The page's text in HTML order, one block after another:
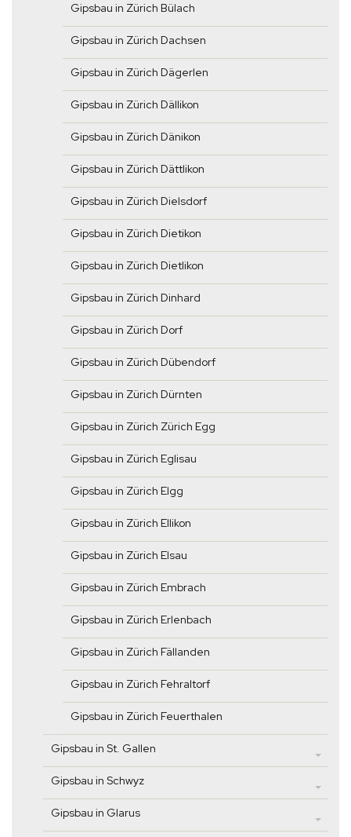
Gipsbau in Zürich Bülach
Gipsbau in Zürich Dachsen
Gipsbau in Zürich Dägerlen
Gipsbau in Zürich Dällikon
Gipsbau in Zürich Dänikon
Gipsbau in Zürich Dättlikon
Gipsbau in Zürich Dielsdorf
Gipsbau in Zürich Dietikon
Gipsbau in Zürich Dietlikon
Gipsbau in Zürich Dinhard
Gipsbau in Zürich Dorf
Gipsbau in Zürich Dübendorf
Gipsbau in Zürich Dürnten
Gipsbau in Zürich Zürich Egg
Gipsbau in Zürich Eglisau
Gipsbau in Zürich Elgg
Gipsbau in Zürich Ellikon
Gipsbau in Zürich Elsau
Gipsbau in Zürich Embrach
Gipsbau in Zürich Erlenbach
Gipsbau in Zürich Fällanden
Gipsbau in Zürich Fehraltorf
Gipsbau in Zürich Feuerthalen
Gipsbau in St. Gallen
Gipsbau in Schwyz
Gipsbau in Glarus